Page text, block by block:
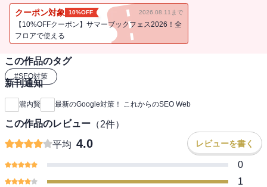
これからのSEOは、新しいWebライティング手法が必須スキルにな
ります。従来のように、ユーザーを強く意識しすぎるあまり、ロボ
ット対策を怠ると致命的なほど成果があがらなくなるからです。本
いて、詳細にわかりやすく解説しました。重要キーワードを適切な
位置に配置するロボット対策、ユーザーを納得させる「数字」の使
用方法など、確実に成果をあげる手法が満載です。
クーポン対象 10%OFF 2026.08.11まで
【10%OFFクーポン】サマーブックフェス2026！全
フロアで使える
この作品のタグ
#SEO対策
新刊通知
瀧内賢 最新のGoogle対策！ これからのSEO Web
この作品のレビュー （2件）
平均 4.0 レビューを書く
0
1